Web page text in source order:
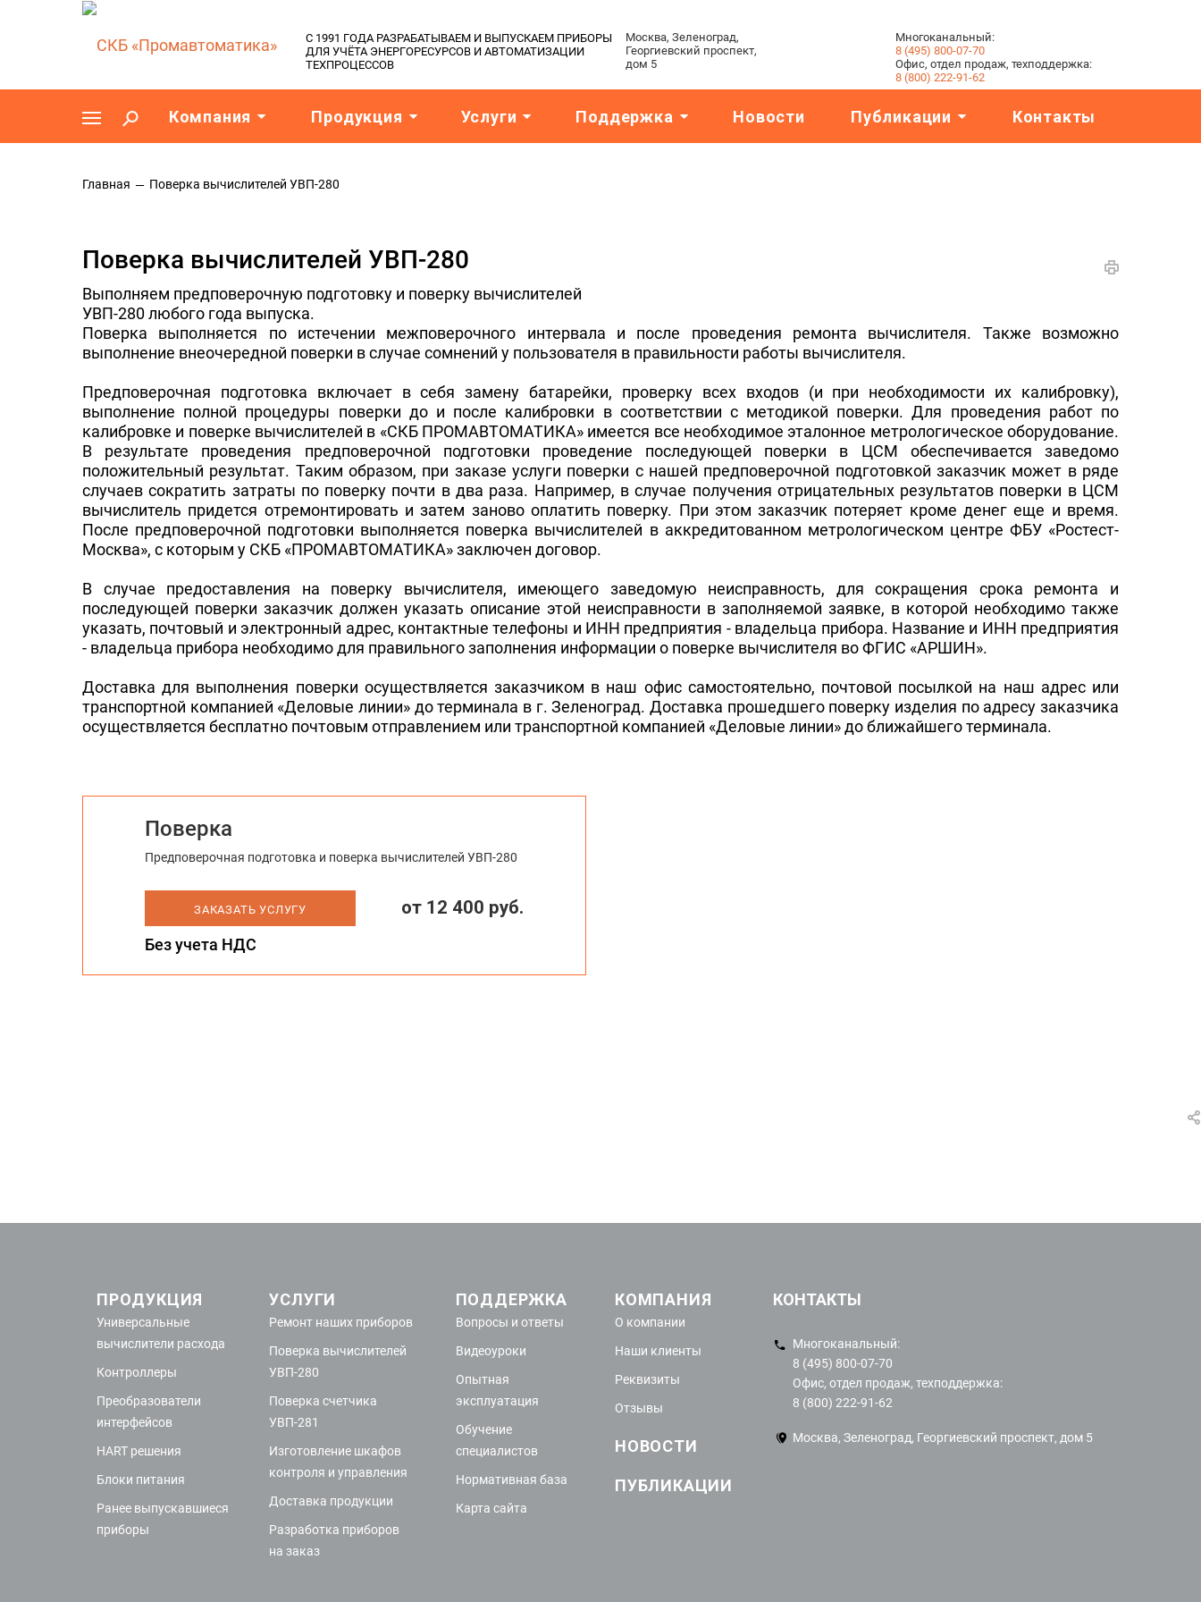
C 1991 ГОДА РАЗРАБАТЫВАЕМ И ВЫПУСКАЕМ ПРИБОРЫ
ДЛЯ УЧЁТА ЭНЕРГОРЕСУРСОВ И АВТОМАТИЗАЦИИ
ТЕХПРОЦЕССОВ
Москва, Зеленоград,
Георгиевский проспект,
дом 5
Многоканальный:
8 (495) 800-07-70
Офис, отдел продаж, техподдержка:
8 (800) 222-91-62
Компания Продукция Услуги Поддержка Новости Публикации Контакты
Главная Поверка вычислителей УВП-280
Поверка вычислителей УВП-280
Выполняем предповерочную подготовку и поверку вычислителей
УВП-280 любого года выпуска.
Поверка выполняется по истечении межповерочного интервала и после проведения ремонта вычислителя. Также возможно
выполнение внеочередной поверки в случае сомнений у пользователя в правильности работы вычислителя.
Предповерочная подготовка включает в себя замену батарейки, проверку всех входов (и при необходимости их калибровку),
выполнение полной процедуры поверки до и после калибровки в соответствии с методикой поверки. Для проведения работ по
калибровке и поверке вычислителей в «СКБ ПРОМАВТОМАТИКА» имеется все необходимое эталонное метрологическое оборудование.
В результате проведения предповерочной подготовки проведение последующей поверки в ЦСМ обеспечивается заведомо
положительный результат. Таким образом, при заказе услуги поверки с нашей предповерочной подготовкой заказчик может в ряде
случаев сократить затраты по поверку почти в два раза. Например, в случае получения отрицательных результатов поверки в ЦСМ
вычислитель придется отремонтировать и затем заново оплатить поверку. При этом заказчик потеряет кроме денег еще и время.
После предповерочной подготовки выполняется поверка вычислителей в аккредитованном метрологическом центре ФБУ «Ростест-
Москва», с которым у СКБ «ПРОМАВТОМАТИКА» заключен договор.
В случае предоставления на поверку вычислителя, имеющего заведомую неисправность, для сокращения срока ремонта и
последующей поверки заказчик должен указать описание этой неисправности в заполняемой заявке, в которой необходимо также
указать, почтовый и электронный адрес, контактные телефоны и ИНН предприятия - владельца прибора. Название и ИНН предприятия
- владельца прибора необходимо для правильного заполнения информации о поверке вычислителя во ФГИС «АРШИН».
Доставка для выполнения поверки осуществляется заказчиком в наш офис самостоятельно, почтовой посылкой на наш адрес или
транспортной компанией «Деловые линии» до терминала в г. Зеленоград. Доставка прошедшего поверку изделия по адресу заказчика
осуществляется бесплатно почтовым отправлением или транспортной компанией «Деловые линии» до ближайшего терминала.
Поверка
Предповерочная подготовка и поверка вычислителей УВП-280
ЗАКАЗАТЬ УСЛУГУ от 12 400 руб.
Без учета НДС
ПРОДУКЦИЯ
Универсальные
вычислители расхода
Контроллеры
Преобразователи
интерфейсов
HART решения
Блоки питания
Ранее выпускавшиеся
приборы
УСЛУГИ
Ремонт наших приборов
Поверка вычислителей
УВП-280
Поверка счетчика
УВП-281
Изготовление шкафов
контроля и управления
Доставка продукции
Разработка приборов
на заказ
ПОДДЕРЖКА
Вопросы и ответы
Видеоуроки
Опытная
эксплуатация
Обучение
специалистов
Нормативная база
Карта сайта
КОМПАНИЯ
О компании
Наши клиенты
Реквизиты
Отзывы
НОВОСТИ
ПУБЛИКАЦИИ
КОНТАКТЫ
Многоканальный:
8 (495) 800-07-70
Офис, отдел продаж, техподдержка:
8 (800) 222-91-62
Москва, Зеленоград, Георгиевский проспект, дом 5